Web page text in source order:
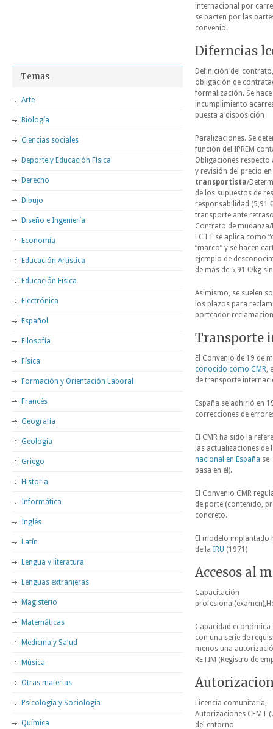
internacional por
se pacten por las
convenio.
Diferncias
Definición del
obligación de
formalización. Se
incumplimiento
puesta a disposición
Paralizaciones. Se
función del IPREM
Obligaciones respecto
y revisión del precio
transportista/
de los supuestos de
responsabilidad (5,91
transporte ante
Contrato de
LCTT se aplica como
“marco” y se hacen
ejemplo de
de más de 5,91 €/kg
Asimismo, se suelen
los plazos para
porteador
Transporte
El Convenio de 19 de
conocido como CMR,
de transporte
España se adhirió en
correcciones de
El CMR ha sido la
las actualizaciones
nacional en España se
basa en él).
El Convenio CMR
de porte (contenido,
concreto.
El modelo implantado
de la IRU (1971)
Accesos al
Capacitación
Capacidad económica
con una serie de
menos una
RETIM (Registro de
Licencia comunitaria,
Autorizaciones CEMT
del entorno
Temas
Arte
Biología
Ciencias sociales
Deporte y Educación Física
Derecho
Dibujo
Diseño e Ingeniería
Economía
Educación Artística
Educación Física
Electrónica
Español
Filosofía
Física
Formación y Orientación Laboral
Francés
Geografía
Geología
Griego
Historia
Informática
Inglés
Latín
Lengua y literatura
Lenguas extranjeras
Magisterio
Matemáticas
Medicina y Salud
Música
Otras materias
Psicología y Sociología
Química